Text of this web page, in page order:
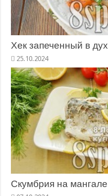
Хек запеченный в
Скумбрия на